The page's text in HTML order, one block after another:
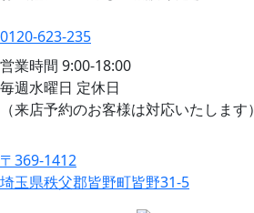
0120-623-235
営業時間 9:00-18:00
毎週水曜日 定休日
（来店予約のお客様は対応いたします）
〒369-1412
埼玉県秩父郡皆野町皆野31-5